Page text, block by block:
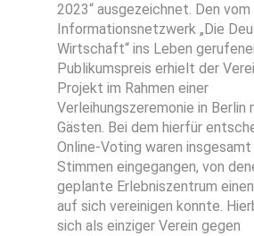
2023“ ausgezeichnet. Den vom
Informationsnetzwerk „Die
Wirtschaft“ ins Leben
Publikumspreis erhielt der
Projekt im Rahmen einer
Verleihungszeremonie in Berlin
Gästen. Bei dem hierfür
Online-Voting waren
Stimmen eingegangen, von
geplante Erlebniszentrum
auf sich vereinigen konnte.
sich als einziger Verein gegen